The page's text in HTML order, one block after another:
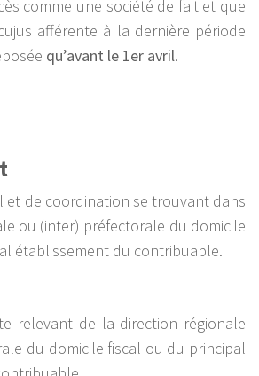
comme une société de fait et que
afférente à la dernière période
qu’avant le 1er avril.
et de coordination se trouvant dans
ou (inter) préfectorale du domicile
établissement du contribuable.
relevant de la direction régionale
du domicile fiscal ou du principal